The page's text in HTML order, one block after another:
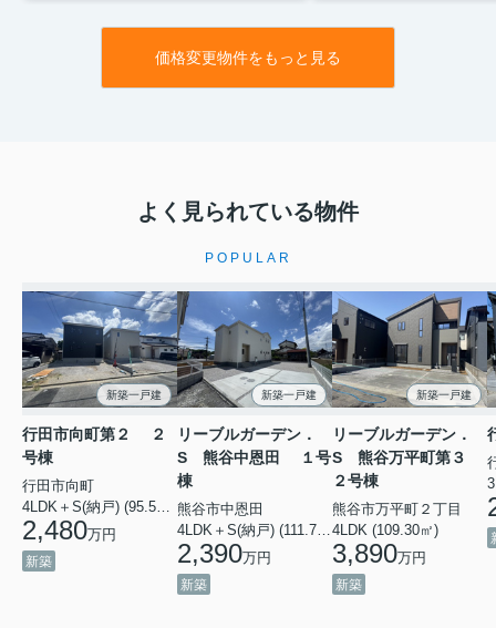
価格変更物件をもっと見る
よく見られている物件
POPULAR
新築一戸建
行田市向町第２ ２
号棟
行田市向町
4LDK＋S(納戸) (95.58㎡)
2,480万円
新築
新築一戸建
リーブルガーデン．
S 熊谷中恩田 １号
棟
熊谷市中恩田
4LDK＋S(納戸) (111.78㎡)
2,390万円
新築
新築一戸建
リーブルガーデン．
S 熊谷万平町第３
２号棟
熊谷市万平町２丁目
4LDK (109.30㎡)
3,890万円
新築